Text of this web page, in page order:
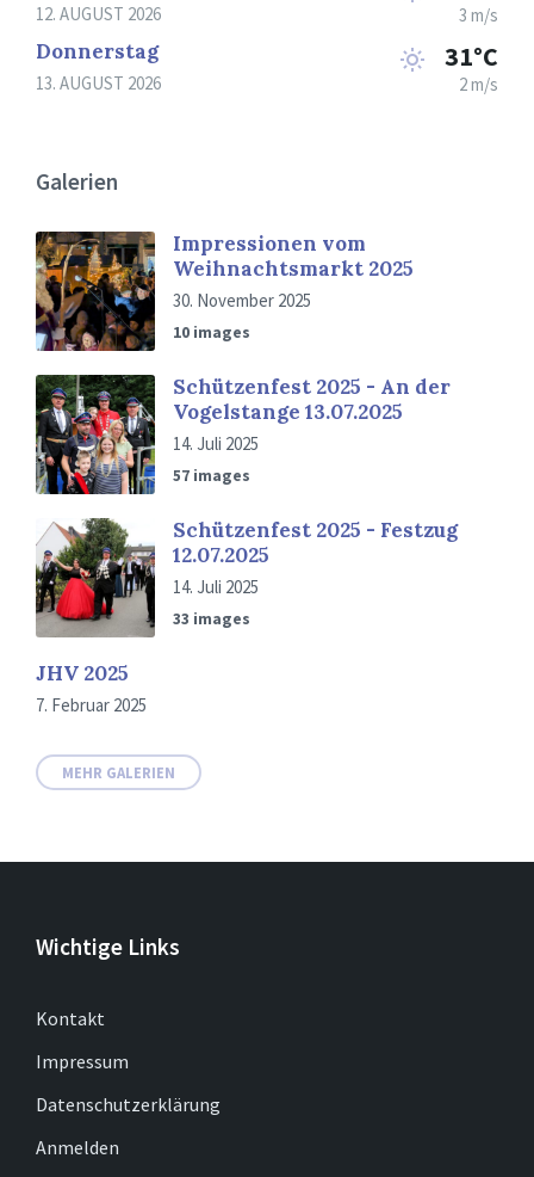
12. AUGUST 2026 3 m/s
Donnerstag
13. AUGUST 2026
31°C
2 m/s
Galerien
Impressionen vom
Weihnachtsmarkt 2025
30. November 2025
10 images
Schützenfest 2025 - An der
Vogelstange 13.07.2025
14. Juli 2025
57 images
Schützenfest 2025 - Festzug
12.07.2025
14. Juli 2025
33 images
JHV 2025
7. Februar 2025
MEHR GALERIEN
Wichtige Links
Kontakt
Impressum
Datenschutzerklärung
Anmelden